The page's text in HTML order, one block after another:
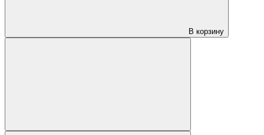
В корзину